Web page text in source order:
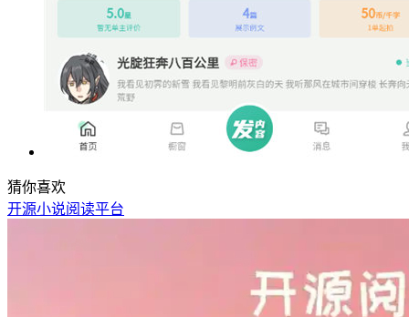
猜你喜欢
开源小说阅读平台